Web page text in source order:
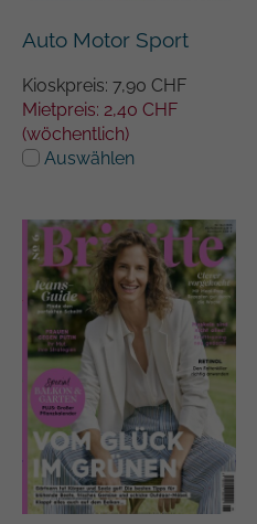
Auto Motor Sport
Kioskpreis: 7,90 CHF
Mietpreis: 2,40 CHF
(wöchentlich)
Auswählen